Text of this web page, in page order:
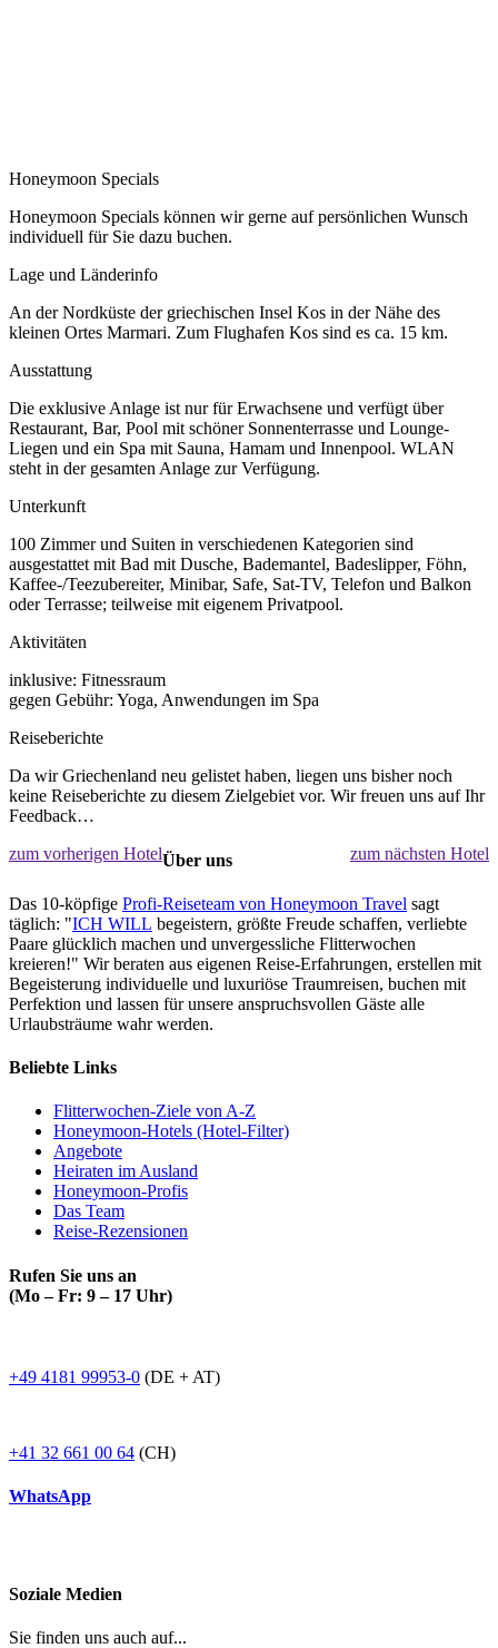
Honeymoon Specials
Honeymoon Specials können wir gerne auf persönlichen Wunsch
individuell für Sie dazu buchen.
Lage und Länderinfo
An der Nordküste der griechischen Insel Kos in der Nähe des
kleinen Ortes Marmari. Zum Flughafen Kos sind es ca. 15 km.
Ausstattung
Die exklusive Anlage ist nur für Erwachsene und verfügt über
Restaurant, Bar, Pool mit schöner Sonnenterrasse und Lounge-
Liegen und ein Spa mit Sauna, Hamam und Innenpool. WLAN
steht in der gesamten Anlage zur Verfügung.
Unterkunft
100 Zimmer und Suiten in verschiedenen Kategorien sind
ausgestattet mit Bad mit Dusche, Bademantel, Badeslipper, Föhn,
Kaffee-/Teezubereiter, Minibar, Safe, Sat-TV, Telefon und Balkon
oder Terrasse; teilweise mit eigenem Privatpool.
Aktivitäten
inklusive: Fitnessraum
gegen Gebühr: Yoga, Anwendungen im Spa
Reiseberichte
Da wir Griechenland neu gelistet haben, liegen uns bisher noch
keine Reiseberichte zu diesem Zielgebiet vor. Wir freuen uns auf Ihr
Feedback…
zum vorherigen Hotel
zum nächsten Hotel
Über uns
Das 10-köpfige Profi-Reiseteam von Honeymoon Travel sagt
täglich: "ICH WILL begeistern, größte Freude schaffen, verliebte
Paare glücklich machen und unvergessliche Flitterwochen
kreieren!" Wir beraten aus eigenen Reise-Erfahrungen, erstellen mit
Begeisterung individuelle und luxuriöse Traumreisen, buchen mit
Perfektion und lassen für unsere anspruchsvollen Gäste alle
Urlaubsträume wahr werden.
Beliebte Links
Flitterwochen-Ziele von A-Z
Honeymoon-Hotels (Hotel-Filter)
Angebote
Heiraten im Ausland
Honeymoon-Profis
Das Team
Reise-Rezensionen
Rufen Sie uns an
(Mo – Fr: 9 – 17 Uhr)
+49 4181 99953-0 (DE + AT)
+41 32 661 00 64 (CH)
WhatsApp
Soziale Medien
Sie finden uns auch auf...